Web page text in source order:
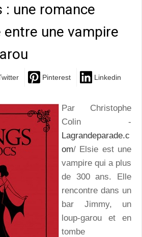
: une romance
une vampire
Pinterest Linkedin
Par Christophe
Colin -
Lagrandeparade.c
om/ Elsie est une
vampire qui a plus
de 300 ans. Elle
rencontre dans un
bar Jimmy, un
loup-garou et en
tombe